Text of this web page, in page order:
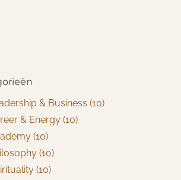
& Business (10)
& Energy (10)
(10)
(10)
(10)